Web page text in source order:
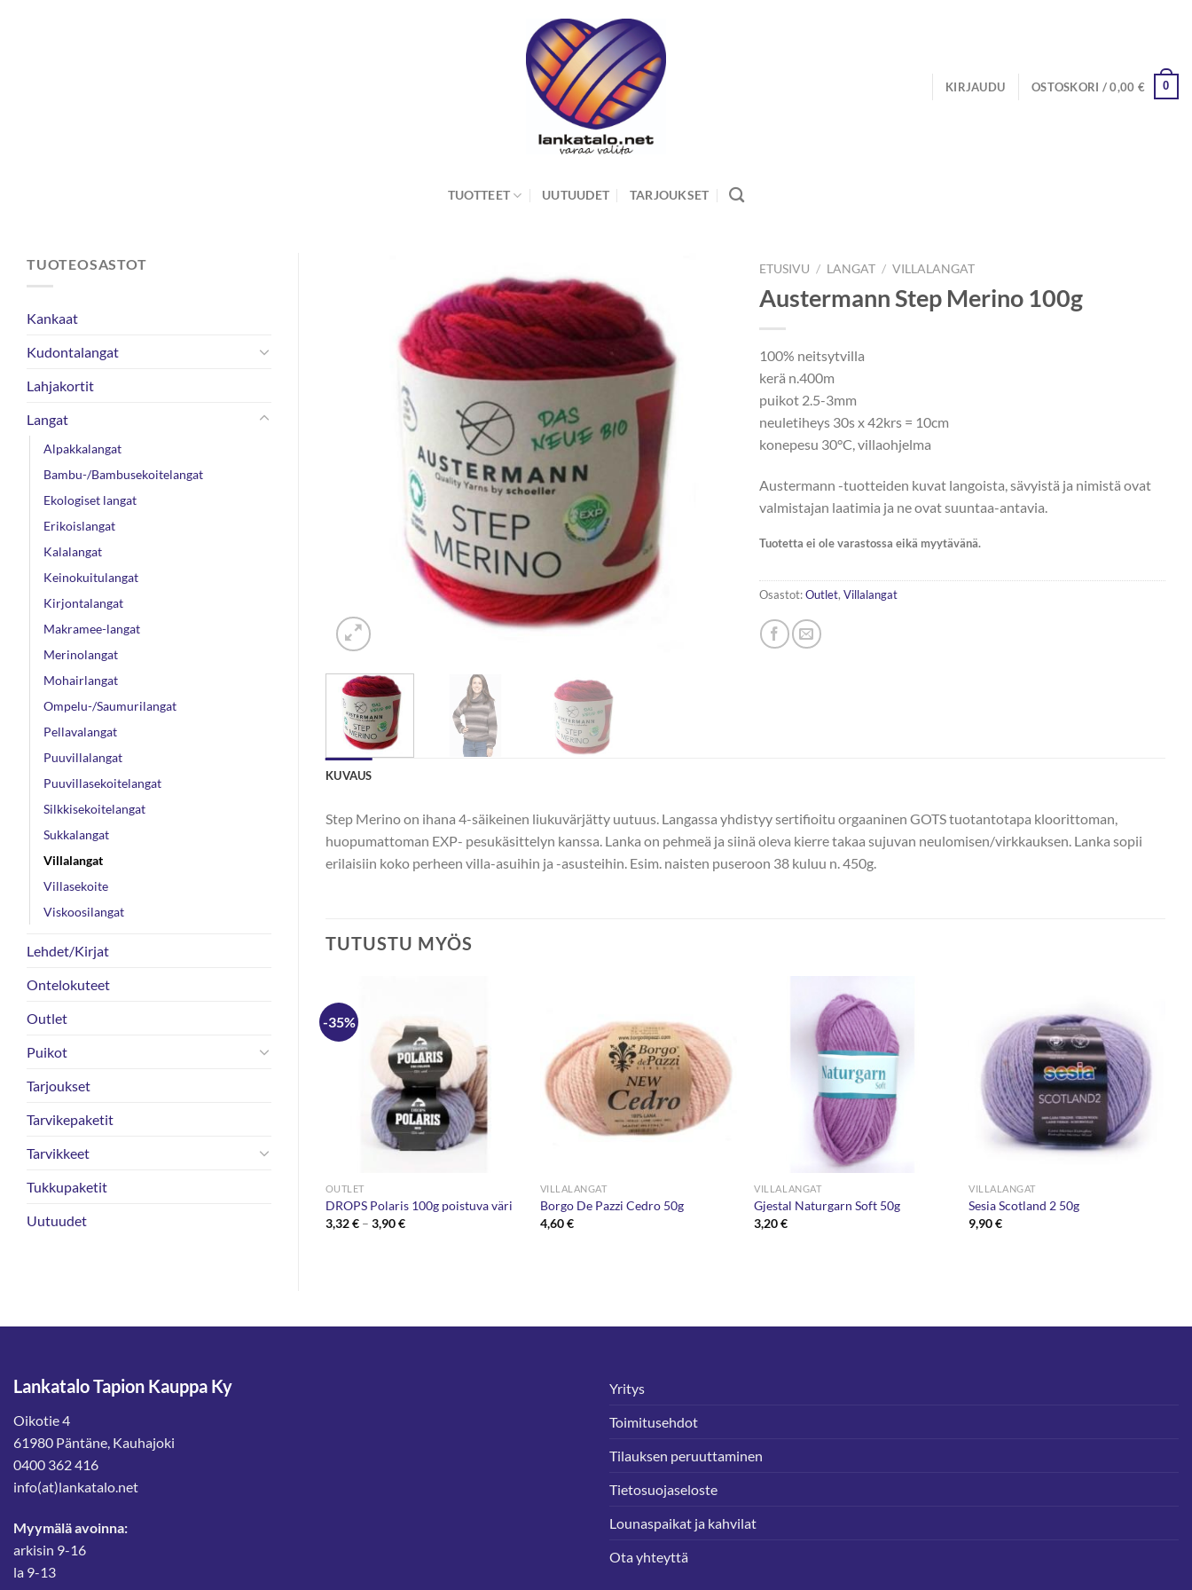
KIRJAUDU OSTOSKORI /0,00 € 0
TUOTTEET UUTUUDET TARJOUKSET
TUOTEOSASTOT
Kankaat
Kudontalangat
Lahjakortit
Langat
Alpakkalangat
Bambu-/Bambusekoitelangat
Ekologiset langat
Erikoislangat
Kalalangat
Keinokuitulangat
Kirjontalangat
Makramee-langat
Merinolangat
Mohairlangat
Ompelu-/Saumurilangat
Pellavalangat
Puuvillalangat
Puuvillasekoitelangat
Silkkisekoitelangat
Sukkalangat
Villalangat
Villasekoite
Viskoosilangat
Lehdet/Kirjat
Ontelokuteet
Outlet
Puikot
Tarjoukset
Tarvikepaketit
Tarvikkeet
Tukkupaketit
Uutuudet
ETUSIVU / LANGAT / VILLALANGAT
Austermann Step Merino 100g
100% neitsytvilla
kerä n.400m
puikot 2.5-3mm
neuletiheys 30s x 42krs = 10cm
konepesu 30°C, villaohjelma
Austermann -tuotteiden kuvat langoista, sävyistä ja nimistä ovat
valmistajan laatimia ja ne ovat suuntaa-antavia.
Tuotetta ei ole varastossa eikä myytävänä.
Osastot:Outlet, Villalangat
KUVAUS
Step Merino on ihana 4-säikeinen liukuvärjätty uutuus. Langassa yhdistyy sertifioitu orgaaninen GOTS tuotantotapa kloorittoman,
huopumattoman EXP- pesukäsittelyn kanssa. Lanka on pehmeä ja siinä oleva kierre takaa sujuvan neulomisen/virkkauksen. Lanka sopii
erilaisiin koko perheen villa-asuihin ja -asusteihin. Esim. naisten puseroon 38 kuluu n. 450g.
TUTUSTU MYÖS
-35%
OUTLET
DROPS Polaris 100g poistuva väri
3,32€ – 3,90€Hintaluokka:
VILLALANGAT
Borgo De Pazzi Cedro 50g
4,60€
VILLALANGAT
Gjestal Naturgarn Soft 50g
3,20€
VILLALANGAT
Sesia Scotland 2 50g
9,90€
Lankatalo Tapion Kauppa Ky
Oikotie 4
61980 Päntäne, Kauhajoki
0400 362 416
info(at)lankatalo.net
Myymälä avoinna:
arkisin 9-16
la 9-13
Yritys
Toimitusehdot
Tilauksen peruuttaminen
Tietosuojaseloste
Lounaspaikat ja kahvilat
Ota yhteyttä